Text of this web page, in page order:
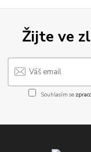
Žijte ve
Souhlasím se